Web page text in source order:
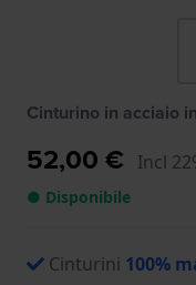
Cinturino in acciaio
52,00 € Incl
● Disponibile
Cinturini 100%